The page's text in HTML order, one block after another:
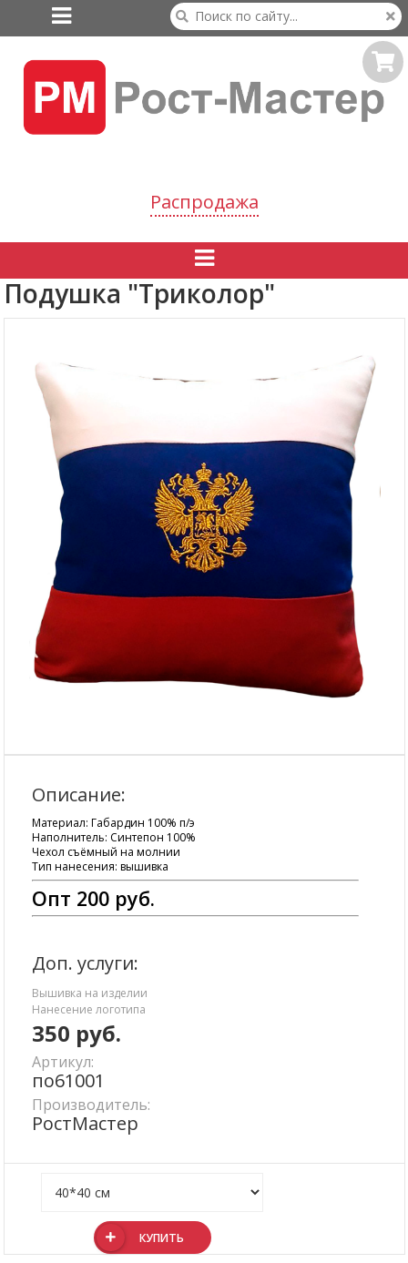

Распродажа

Подушка "Триколор"
Описание:
Материал: Габардин 100% п/э
Наполнитель: Синтепон 100%
Чехол съёмный на молнии
Тип нанесения: вышивка
Опт 200 руб.
Доп. услуги:
Вышивка на изделии
Нанесение логотипа
350 руб.
Артикул:
по61001
Производитель:
РостМастер
КУПИТЬ